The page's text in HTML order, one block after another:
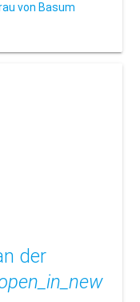
von Basum
der